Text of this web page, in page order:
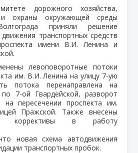
дорожного хозяйства,
и охраны окружающей среды
приняли решение
транспортных средств
имени В.И. Ленина и
левоповоротные потоки
им. В.И. Ленина на улицу 7-ую
потока перенаправлена на
7-ой Гвардейской, разворот
пересечении проспекта им.
Пражской. Также внесены
коррективы в работу
новая схема автодвижения
транспортных пробок.